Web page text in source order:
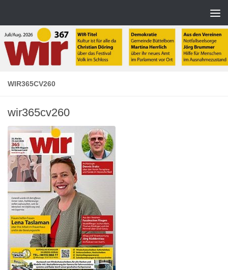
WIR365CV260
wir365cv260